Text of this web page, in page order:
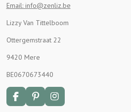
Email: info@zenliz.be
Lizzy Van Tittelboom
Ottergemstraat 22
9420 Mere
BE0670673440
F
a
P
i
I
n